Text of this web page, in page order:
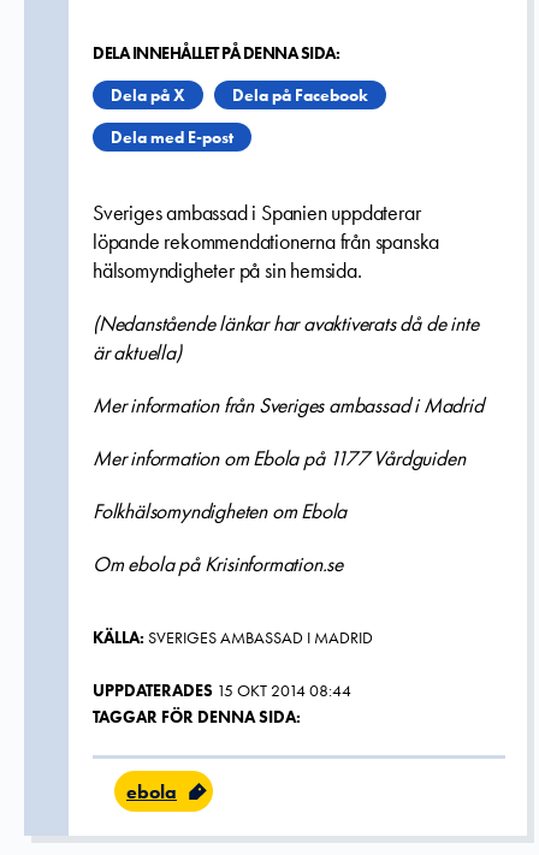
DELA INNEHÅLLET PÅ DENNA SIDA:
Dela på X
Dela på Facebook
Dela med E-post
Sveriges ambassad i Spanien uppdaterar
löpande rekommendationerna från spanska
hälsomyndigheter på sin hemsida.
(Nedanstående länkar har avaktiverats då de inte
är aktuella)
Mer information från Sveriges ambassad i Madrid
Mer information om Ebola på 1177 Vårdguiden
Folkhälsomyndigheten om Ebola
Om ebola på Krisinformation.se
KÄLLA: SVERIGES AMBASSAD I MADRID
UPPDATERADES 15 OKT 2014 08:44
TAGGAR FÖR DENNA SIDA:
ebola